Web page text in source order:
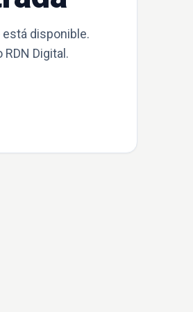
disponible.
Digital.